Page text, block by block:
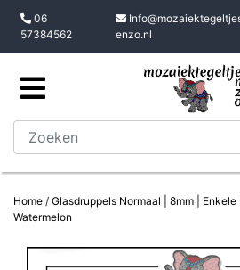
06
57384562
enzo.nl
Home / Glasdruppels Normaal | 8mm | Enkele
Watermelon